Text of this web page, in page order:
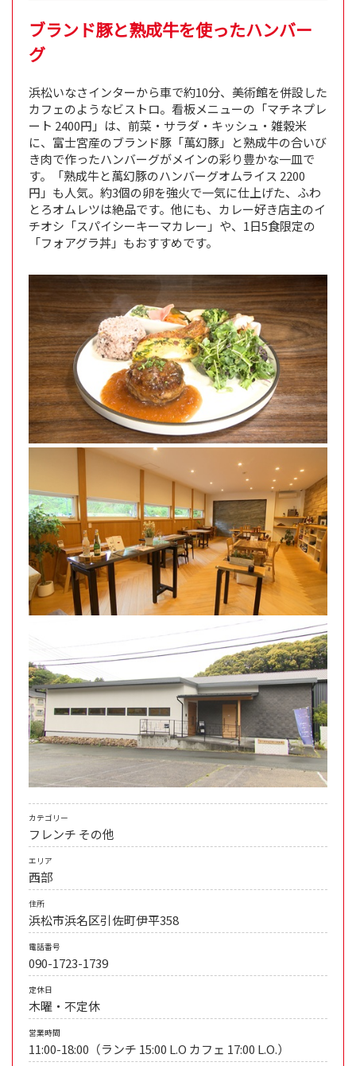
ブランド豚と熟成牛を使ったハンバー
グ
浜松いなさインターから車で約10分、美術館を併設した
カフェのようなビストロ。看板メニューの「マチネプレ
ート 2400円」は、前菜・サラダ・キッシュ・雑穀米
に、富士宮産のブランド豚「萬幻豚」と熟成牛の合いび
き肉で作ったハンバーグがメインの彩り豊かな一皿で
す。「熟成牛と萬幻豚のハンバーグオムライス 2200
円」も人気。約3個の卵を強火で一気に仕上げた、ふわ
とろオムレツは絶品です。他にも、カレー好き店主のイ
チオシ「スパイシーキーマカレー」や、1日5食限定の
「フォアグラ丼」もおすすめです。
カテゴリー
フレンチ その他
エリア
西部
住所
浜松市浜名区引佐町伊平358
電話番号
090-1723-1739
定休日
木曜・不定休
営業時間
11:00-18:00（ランチ 15:00 L.O カフェ 17:00 L.O.）